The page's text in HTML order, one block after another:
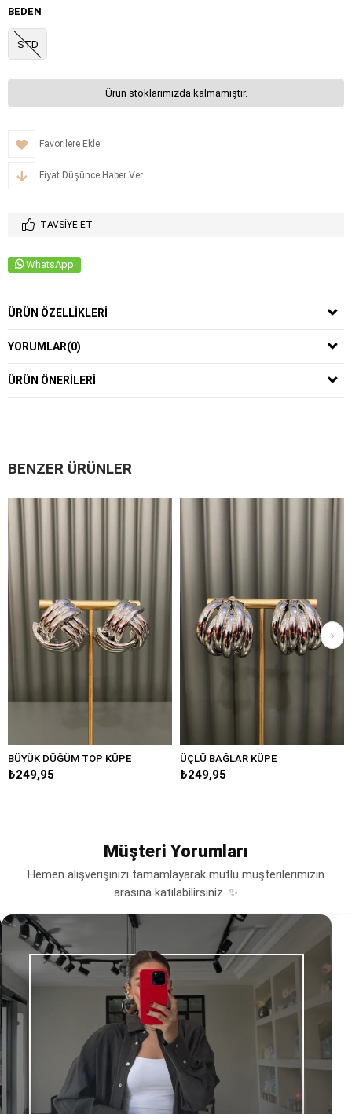
BEDEN
STD
Ürün stoklarımızda kalmamıştır.
Favorilere Ekle
Fiyat Düşünce Haber Ver
TAVSIYE ET
WhatsApp
ÜRÜN ÖZELLIKLERI
YORUMLAR(0)
ÜRÜN ÖNERILERI
BENZER ÜRÜNLER
BÜYÜK DÜĞÜM TOP KÜPE
₺249,95
ÜÇLÜ BAĞLAR KÜPE
₺249,95
Müşteri Yorumları
Hemen alışverişinizi tamamlayarak mutlu müşterilerimizin
arasına katılabilirsiniz. ✨